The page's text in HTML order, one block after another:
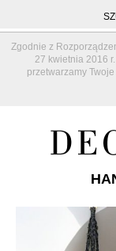
Zgodnie z
27 kwietnia 2016
przetwarzamy